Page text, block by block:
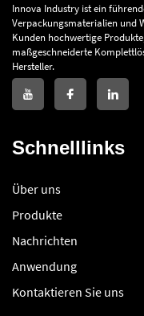
Innova Industry ist ein
Verpackungsmaterialien und
Kunden hochwertige
maßgeschneiderte
Hersteller.
Schnelllinks
Über uns
Produkte
Nachrichten
Anwendung
Kontaktieren Sie uns